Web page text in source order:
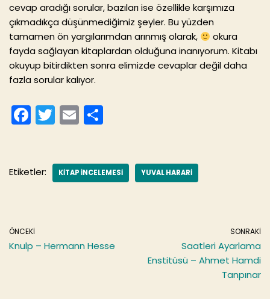
cevap aradığı sorular, bazıları ise özellikle karşımıza
çıkmadıkça düşünmediğimiz şeyler. Bu yüzden
tamamen ön yargılarımdan arınmış olarak,
okura
fayda sağlayan kitaplardan olduğuna inanıyorum. Kitabı
okuyup bitirdikten sonra elimizde cevaplar değil daha
fazla sorular kalıyor.
F
a
e
o
k
T
w
er
E
m
l e
Etiketler: KITAP INCELEMESI YUVAL HARARI
ÖNCEKI
Knulp – Hermann Hesse
SONRAKI
Saatleri Ayarlama
Enstitüsü – Ahmet Hamdi
Tanpınar